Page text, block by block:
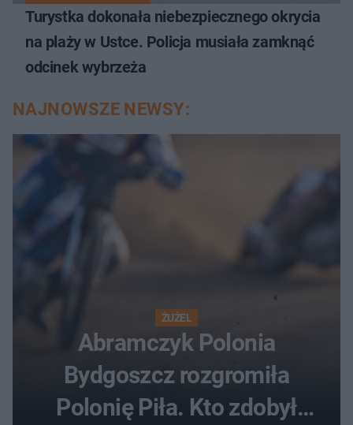
Turystka dokonała niebezpiecznego okrycia
na plaży w Ustce. Policja musiała zamknąć
odcinek wybrzeża
NAJNOWSZE NEWSY:
ŻUŻEL
Abramczyk Polonia
Bydgoszcz rozgromiła
Polonię Piła. Kto zdobył